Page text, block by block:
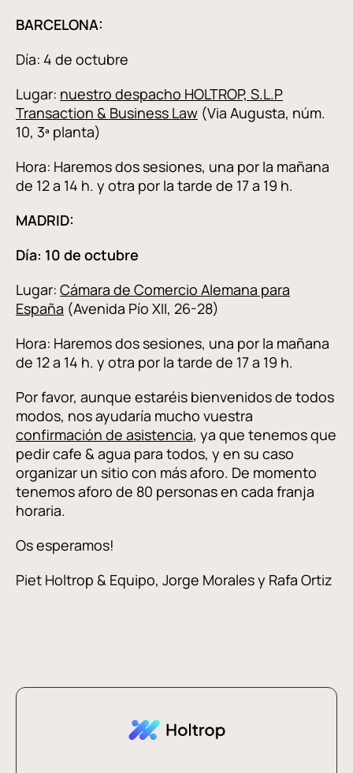
BARCELONA:
Día: 4 de octubre
Lugar: nuestro despacho HOLTROP, S.L.P
Transaction & Business Law (Via Augusta, núm.
10, 3ª planta)
Hora: Haremos dos sesiones, una por la mañana
de 12 a 14 h. y otra por la tarde de 17 a 19 h.
MADRID:
Día: 10 de octubre
Lugar: Cámara de Comercio Alemana para
España (Avenida Pío XII, 26-28)
Hora: Haremos dos sesiones, una por la mañana
de 12 a 14 h. y otra por la tarde de 17 a 19 h.
Por favor, aunque estaréis bienvenidos de todos
modos, nos ayudaría mucho vuestra
confirmación de asistencia, ya que tenemos que
pedir cafe & agua para todos, y en su caso
organizar un sitio con más aforo. De momento
tenemos aforo de 80 personas en cada franja
horaria.
Os esperamos!
Piet Holtrop & Equipo, Jorge Morales y Rafa Ortiz